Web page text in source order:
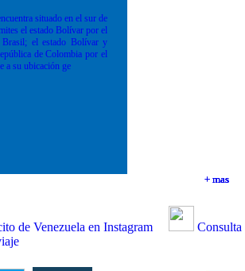
+ mas
+ mas
+ mas
situado en el sur de
el estado Bolívar por el
el estado Bolívar y
de Colombia por el
a su ubicación ge
+ mas
de Venezuela en Instagram
Consulta